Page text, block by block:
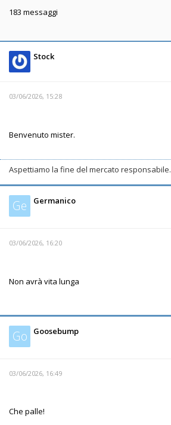
183 messaggi
Stock
03/06/2026, 15:28
Benvenuto mister.
Aspettiamo la fine del mercato responsabile.
Ge Germanico
03/06/2026, 16:20
Non avrà vita lunga
Go Goosebump
03/06/2026, 16:49
Che palle!